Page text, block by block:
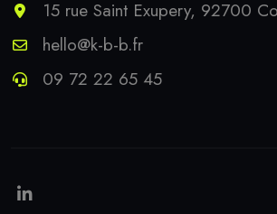
15 rue Saint Exupery, 92700
hello@k-b-b.fr
09 72 22 65 45